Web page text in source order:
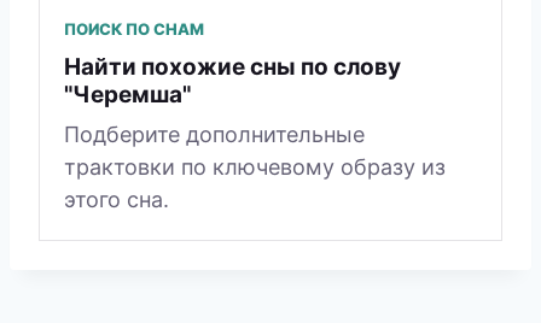
ПОИСК ПО СНАМ
Найти похожие сны по слову
"Черемша"
Подберите дополнительные
трактовки по ключевому образу из
этого сна.